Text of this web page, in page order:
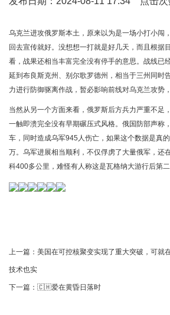
乌克兰进攻俄罗斯本土，原来以为是一场小打小闯
回去宣传就好。没想想一打就是好几天，而且根据
看，战果还相当丰富完全没有停手的意思。战线已
延到布良斯克州、别尔歌罗德州，相当于三州同时
力进行防御驱离作战，暂必影响前线对乌克兰攻势
当然从另一个方面来看，俄罗斯后方兵力严重不足
一触即溃完全没有早期碾压式风格。俄国防部声称
车，同时造成乌军945人伤亡，如果这个数据是真
万。乌军进展相当顺利，不仅俘虏了大量俄军，还
科400多公里，难怪有人称这是瓦格纳大游行后第二
上一篇： 美国在可控核聚变实现了重大突破，可就
技术也实
下一篇： 🇨🇭爱在黄昏日落时